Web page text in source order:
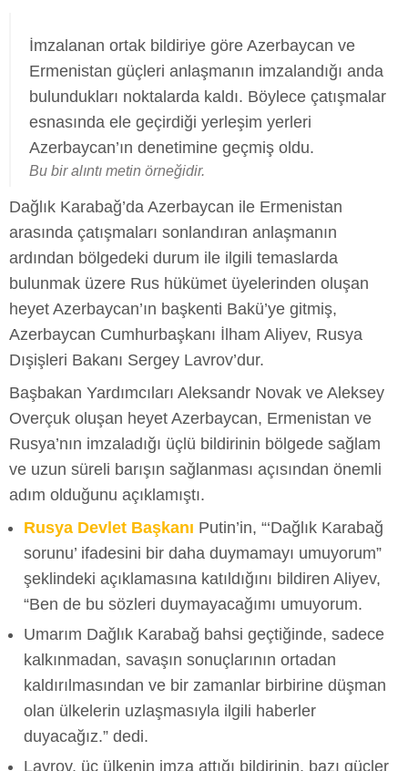
İmzalanan ortak bildiriye göre Azerbaycan ve
Ermenistan güçleri anlaşmanın imzalandığı anda
bulundukları noktalarda kaldı. Böylece çatışmalar
esnasında ele geçirdiği yerleşim yerleri
Azerbaycan’ın denetimine geçmiş oldu.
Bu bir alıntı metin örneğidir.
Dağlık Karabağ’da Azerbaycan ile Ermenistan
arasında çatışmaları sonlandıran anlaşmanın
ardından bölgedeki durum ile ilgili temaslarda
bulunmak üzere Rus hükümet üyelerinden oluşan
heyet Azerbaycan’ın başkenti Bakü’ye gitmiş,
Azerbaycan Cumhurbaşkanı İlham Aliyev, Rusya
Dışişleri Bakanı Sergey Lavrov’dur.
Başbakan Yardımcıları Aleksandr Novak ve Aleksey
Overçuk oluşan heyet Azerbaycan, Ermenistan ve
Rusya’nın imzaladığı üçlü bildirinin bölgede sağlam
ve uzun süreli barışın sağlanması açısından önemli
adım olduğunu açıklamıştı.
Rusya Devlet Başkanı Putin’in, “‘Dağlık Karabağ
sorunu’ ifadesini bir daha duymamayı umuyorum”
şeklindeki açıklamasına katıldığını bildiren Aliyev,
“Ben de bu sözleri duymayacağımı umuyorum.
Umarım Dağlık Karabağ bahsi geçtiğinde, sadece
kalkınmadan, savaşın sonuçlarının ortadan
kaldırılmasından ve bir zamanlar birbirine düşman
olan ülkelerin uzlaşmasıyla ilgili haberler
duyacağız.” dedi.
Lavrov, üç ülkenin imza attığı bildirinin, bazı güçler